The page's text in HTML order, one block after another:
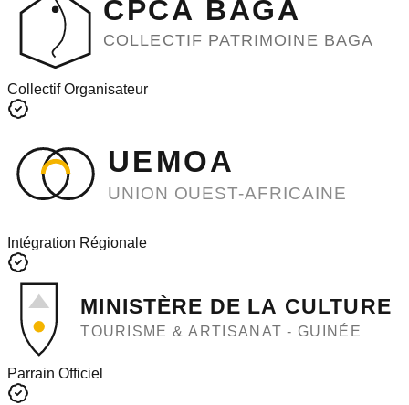
CPCA BAGA
COLLECTIF PATRIMOINE BAGA
Collectif Organisateur
UEMOA
UNION OUEST-AFRICAINE
Intégration Régionale
MINISTÈRE DE LA CULTURE
TOURISME & ARTISANAT - GUINÉE
Parrain Officiel